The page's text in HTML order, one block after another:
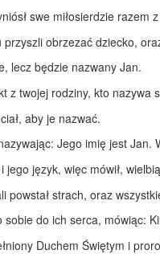
swe miłosierdzie razem
obrzezać dziecko,
lecz będzie nazwany Jan.
z twojej rodziny, kto nazywa
aby je nazwać.
Jego imię jest Jan.
język, więc mówił,
strach, oraz
sobie do ich serca, mówiąc:
Duchem Świętym i